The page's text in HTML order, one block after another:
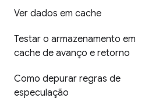
Ver dados em cache
Testar o armazenamento em
cache de avanço e retorno
Como depurar regras de
especulação